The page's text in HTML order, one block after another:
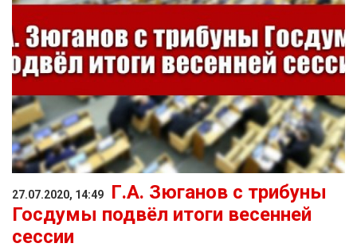
27.07.2020, 14:49
Г.А. Зюганов с трибуны
Госдумы подвёл итоги весенней
сессии